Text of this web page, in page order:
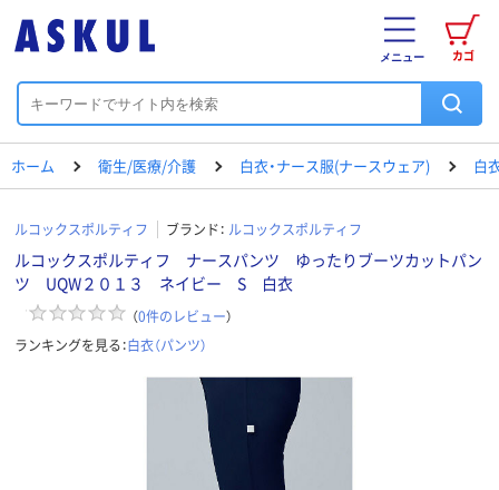
カゴ
メニュー
ホーム 衛生/医療/介護 白衣・ナース服(ナースウェア) 白
ルコックスポルティフ ブランド： ルコックスポルティフ
ルコックスポルティフ ナースパンツ ゆったりブーツカットパン
ツ UQW２０１３ ネイビー S 白衣
（0件のレビュー）
ランキングを見る：白衣（パンツ）